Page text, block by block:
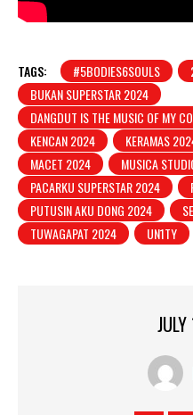
TAGS: #5BODIES6SOULS
BUKAN SUPERSTAR 2024
DANGDUT IS THE MUSIC OF MY
KENCAN 2024
KERAMAS
MACET 2024
MUSICA
PACARKU SUPERSTAR 2024
PUTUSIN AKU DONG 2024
TUWAGAPAT 2024
UN1TY